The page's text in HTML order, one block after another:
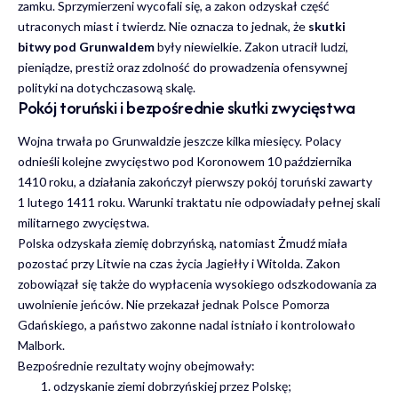
zamku. Sprzymierzeni wycofali się, a zakon odzyskał część
utraconych miast i twierdz. Nie oznacza to jednak, że skutki
bitwy pod Grunwaldembyły niewielkie. Zakon utracił ludzi,
pieniądze, prestiż oraz zdolność do prowadzenia ofensywnej
polityki na dotychczasową skalę.
Pokój toruński i bezpośrednie skutki zwycięstwa
Wojna trwała po Grunwaldzie jeszcze kilka miesięcy. Polacy
odnieśli kolejne zwycięstwo pod Koronowem 10 października
1410 roku, a działania zakończył pierwszy pokój toruński zawarty
1 lutego 1411 roku. Warunki traktatu nie odpowiadały pełnej skali
militarnego zwycięstwa.
Polska odzyskała ziemię dobrzyńską, natomiast Żmudź miała
pozostać przy Litwie na czas życia Jagiełły i Witolda. Zakon
zobowiązał się także do wypłacenia wysokiego odszkodowania za
uwolnienie jeńców. Nie przekazał jednak Polsce Pomorza
Gdańskiego, a państwo zakonne nadal istniało i kontrolowało
Malbork.
Bezpośrednie rezultaty wojny obejmowały:
odzyskanie ziemi dobrzyńskiej przez Polskę;